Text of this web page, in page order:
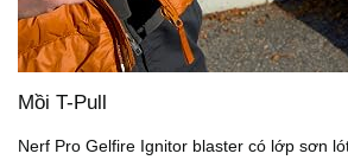
Mồi T-Pull
Nerf Pro Gelfire Ignitor blaster có lớp sơn